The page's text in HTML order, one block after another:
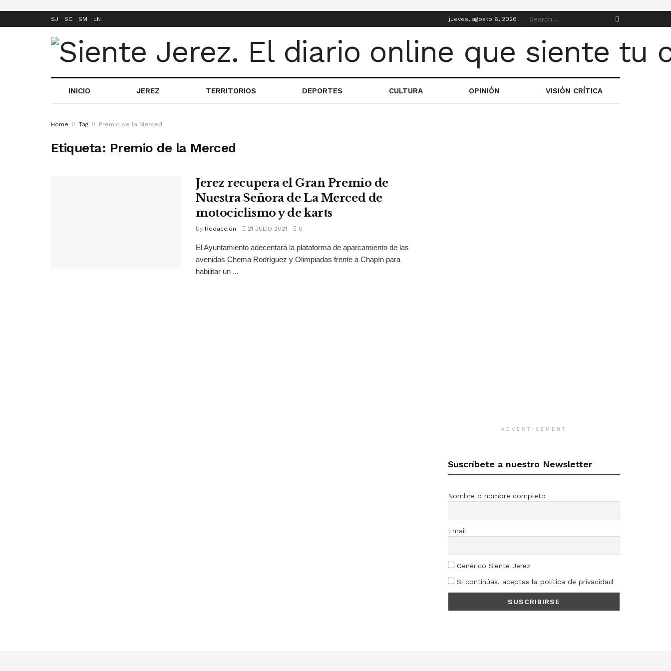
SJ SC SM LN jueves, agosto 6, 2026
INICIO JEREZ TERRITORIOS DEPORTES CULTURA OPINIÓN VISIÓN CRÍTICA
Home Tag Premio de la Merced
Etiqueta: Premio de la Merced
Jerez recupera el Gran Premio de
Nuestra Señora de La Merced de
motociclismo y de karts
by Redacción 21 JULIO 2021 0
El Ayuntamiento adecentará la plataforma de aparcamiento de las
avenidas Chema Rodríguez y Olimpiadas frente a Chapín para
habilitar un ...
ADVERTISEMENT
Suscríbete a nuestro Newsletter
Nombre o nombre completo
Email
Genérico Siente Jerez
Si continúas, aceptas la política de privacidad